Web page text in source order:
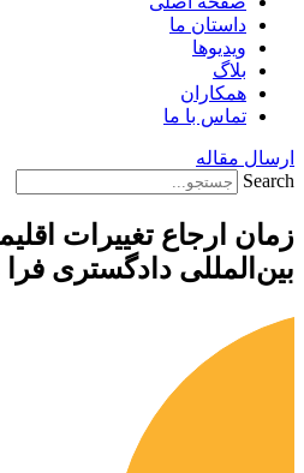
داستان ما
ویدیوها
بلاگ
همکاران
تماس با ما
ارسال مقاله
Search
زمان ارجاع تغییرات
بین‌المللی دادگستری